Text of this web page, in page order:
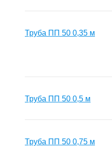
Труба ПП 50 0,35 м
Труба ПП 50 0,5 м
Труба ПП 50 0,75 м